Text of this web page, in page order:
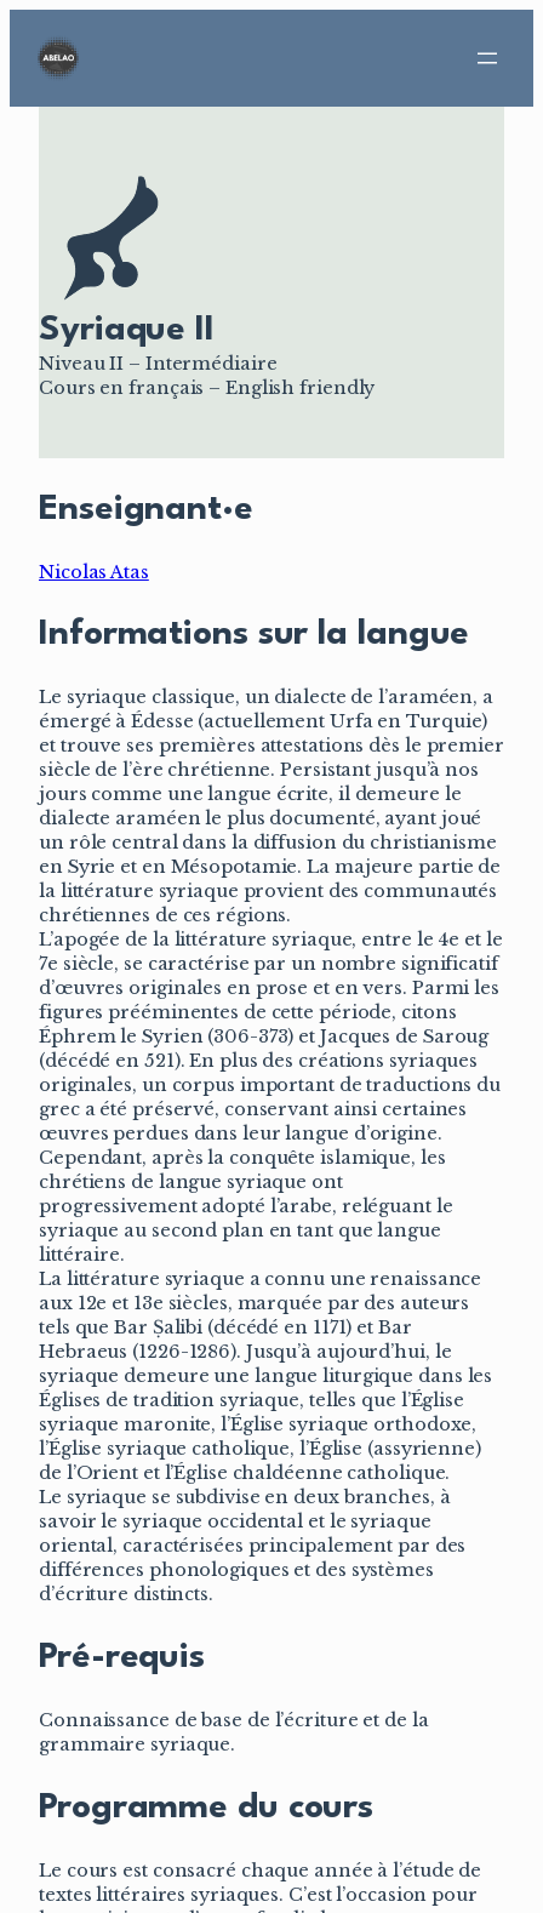
contenu
Syriaque II
Niveau II – Intermédiaire
Cours en français – English friendly
Enseignant·e
Nicolas Atas
Informations sur la langue
Le syriaque classique, un dialecte de l’araméen, a
émergé à Édesse (actuellement Urfa en Turquie)
et trouve ses premières attestations dès le premier
siècle de l’ère chrétienne. Persistant jusqu’à nos
jours comme une langue écrite, il demeure le
dialecte araméen le plus documenté, ayant joué
un rôle central dans la diffusion du christianisme
en Syrie et en Mésopotamie. La majeure partie de
la littérature syriaque provient des communautés
chrétiennes de ces régions.
L’apogée de la littérature syriaque, entre le 4e et le
7e siècle, se caractérise par un nombre significatif
d’œuvres originales en prose et en vers. Parmi les
figures prééminentes de cette période, citons
Éphrem le Syrien (306-373) et Jacques de Saroug
(décédé en 521). En plus des créations syriaques
originales, un corpus important de traductions du
grec a été préservé, conservant ainsi certaines
œuvres perdues dans leur langue d’origine.
Cependant, après la conquête islamique, les
chrétiens de langue syriaque ont
progressivement adopté l’arabe, reléguant le
syriaque au second plan en tant que langue
littéraire.
La littérature syriaque a connu une renaissance
aux 12e et 13e siècles, marquée par des auteurs
tels que Bar Ṣalibi (décédé en 1171) et Bar
Hebraeus (1226-1286). Jusqu’à aujourd’hui, le
syriaque demeure une langue liturgique dans les
Églises de tradition syriaque, telles que l’Église
syriaque maronite, l’Église syriaque orthodoxe,
l’Église syriaque catholique, l’Église (assyrienne)
de l’Orient et l’Église chaldéenne catholique.
Le syriaque se subdivise en deux branches, à
savoir le syriaque occidental et le syriaque
oriental, caractérisées principalement par des
différences phonologiques et des systèmes
d’écriture distincts.
Pré-requis
Connaissance de base de l’écriture et de la
grammaire syriaque.
Programme du cours
Le cours est consacré chaque année à l’étude de
textes littéraires syriaques. C’est l’occasion pour